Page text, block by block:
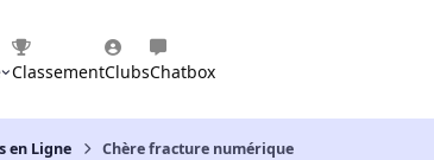
ClassementClubsChatbox
en Ligne Chère fracture numérique